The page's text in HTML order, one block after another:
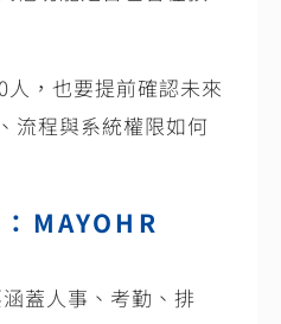
，也要提前確認未來
流程與系統權限如何
MAYOHR
蓋人事、考勤、排